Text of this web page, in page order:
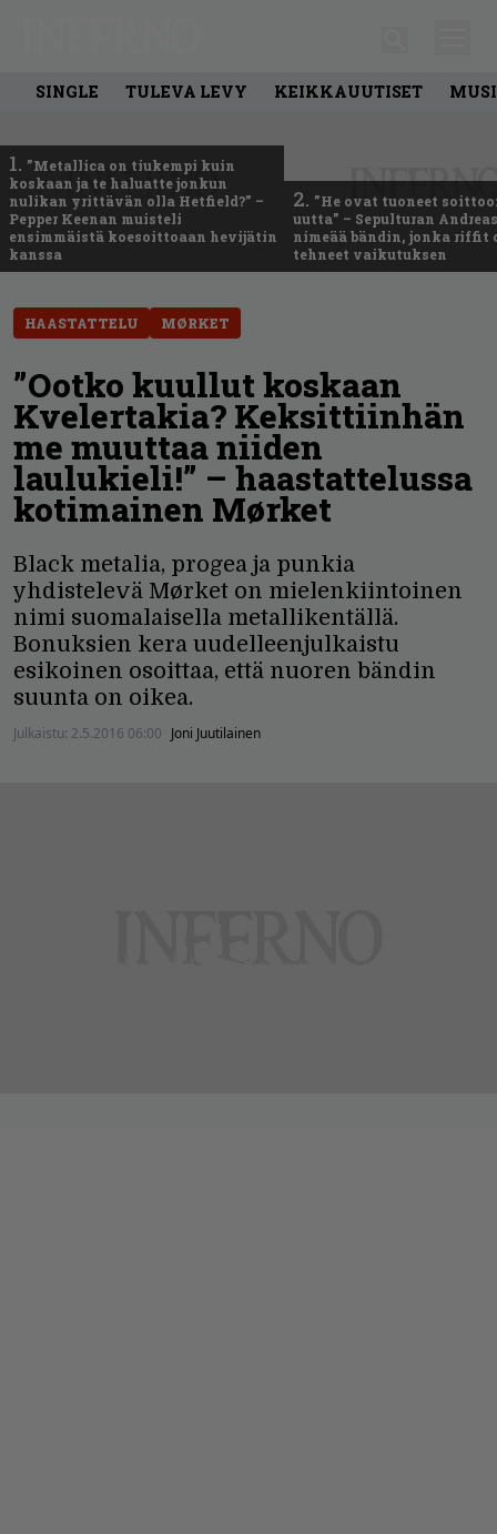
SINGLE TULEVA LEVY KEIKKAUUTISET
1. ”Metallica on tiukempi kuin
koskaan ja te haluatte jonkun
nulikan yrittävän olla Hetfield?” –
Pepper Keenan muisteli
ensimmäistä koesoittoaan hevijätin
kanssa
2. ”He ovat tuoneet
uutta” – Sepulturan
nimeää bändin, jonka riffit
tehneet vaikutuksen
HAASTATTELU MØRKET
”Ootko kuullut koskaan
Kvelertakia? Keksittiinhän
me muuttaa niiden
laulukieli!” – haastattelussa
kotimainen Mørket
Black metalia, progea ja punkia
yhdistelevä Mørket on mielenkiintoinen
nimi suomalaisella metallikentällä.
Bonuksien kera uudelleenjulkaistu
esikoinen osoittaa, että nuoren bändin
suunta on oikea.
Julkaistu: 2.5.2016 06:00 Joni Juutilainen